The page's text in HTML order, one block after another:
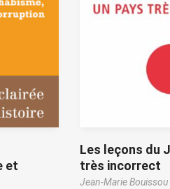
et
Les leçons du
très incorrect
Jean-Marie Bouissou